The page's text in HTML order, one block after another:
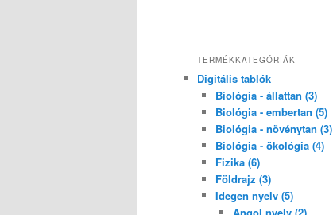
TERMÉKKATEGÓRIÁK
Digitális tablók
Biológia - állattan (3)
Biológia - embertan (5)
Biológia - növénytan (3)
Biológia - ökológia (4)
Fizika (6)
Földrajz (3)
Idegen nyelv (5)
Angol nyelv (2)